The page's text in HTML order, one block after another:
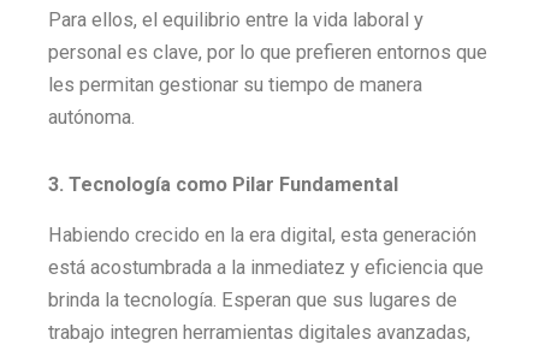
Para ellos, el equilibrio entre la vida laboral y
personal es clave, por lo que prefieren entornos que
les permitan gestionar su tiempo de manera
autónoma.
3. Tecnología como Pilar Fundamental
Habiendo crecido en la era digital, esta generación
está acostumbrada a la inmediatez y eficiencia que
brinda la tecnología. Esperan que sus lugares de
trabajo integren herramientas digitales avanzadas,